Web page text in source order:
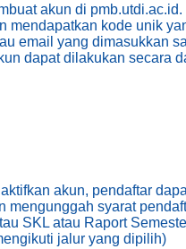
akun di
mendapatkan kode unik
email yang dimasukkan
dapat dilakukan secara
akun, pendaftar
mengunggah syarat
SKL atau Raport
jalur yang dipilih)